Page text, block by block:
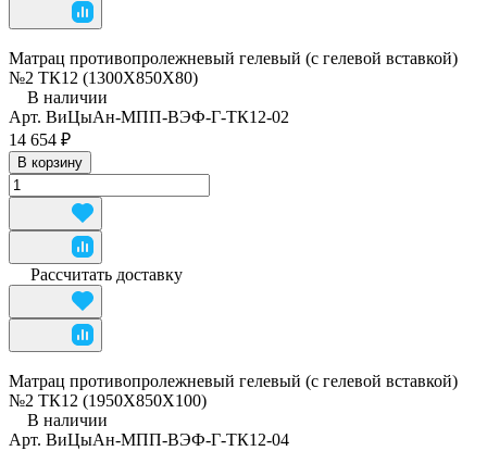
Матрац противопролежневый гелевый (с гелевой вставкой)
№2 ТК12 (1300Х850Х80)
В наличии
Арт. ВиЦыАн-МПП-ВЭФ-Г-ТК12-02
14 654 ₽
В корзину
Рассчитать доставку
Матрац противопролежневый гелевый (с гелевой вставкой)
№2 ТК12 (1950Х850Х100)
В наличии
Арт. ВиЦыАн-МПП-ВЭФ-Г-ТК12-04